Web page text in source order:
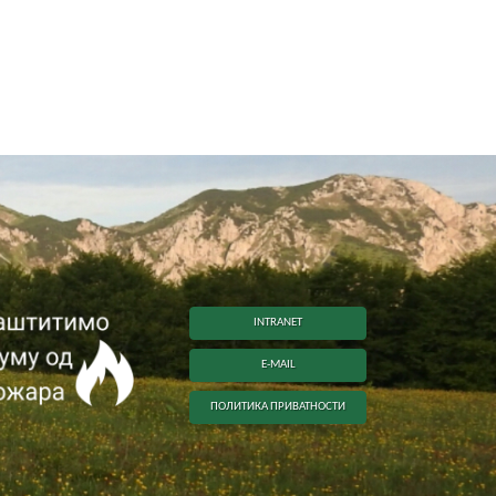
INTRANET
E-MAIL
ПОЛИТИКА ПРИВАТНОСТИ